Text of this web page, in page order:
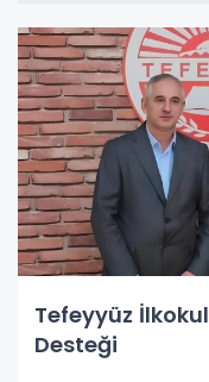
Tefeyyüz
Desteği